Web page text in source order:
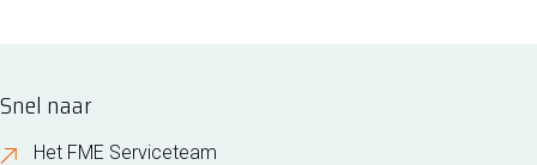
Snel naar
Het FME Serviceteam